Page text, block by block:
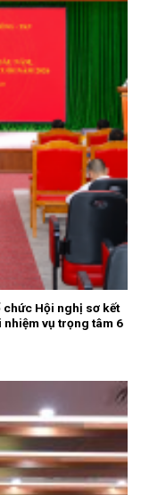
chức Hội nghị sơ kết
vụ trọng tâm 6